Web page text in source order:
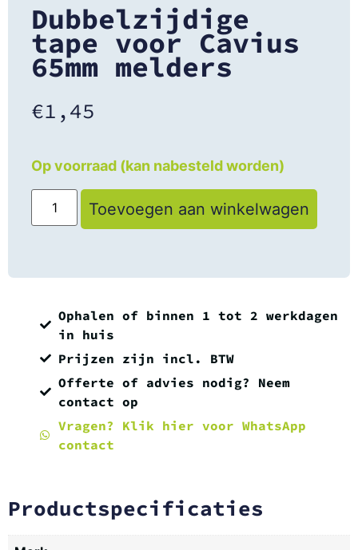
Dubbelzijdige
tape voor Cavius
65mm melders
€1,45
Op voorraad (kan nabesteld worden)
Toevoegen aan winkelwagen
Ophalen of binnen 1 tot 2 werkdagen
in huis
Prijzen zijn incl. BTW
Offerte of advies nodig? Neem
contact op
Vragen? Klik hier voor WhatsApp
contact
Productspecificaties